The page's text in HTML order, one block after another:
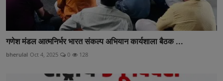
गणेश मंडल आत्मनिर्भर भारत संकल्प अभियान कार्यशाला बैठक ...
bherulal Oct 4, 2025 0 128